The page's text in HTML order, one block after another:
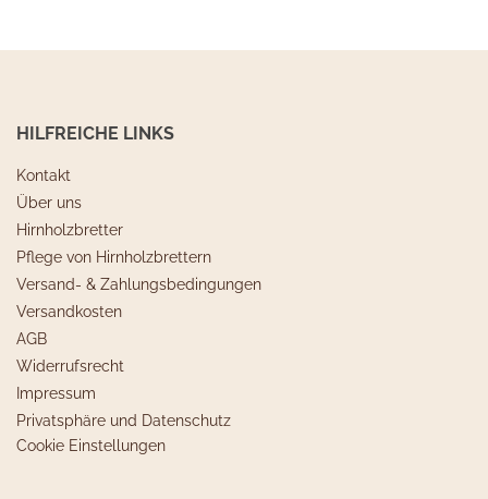
HILFREICHE LINKS
Kontakt
Über uns
Hirnholzbretter
Pflege von Hirnholzbrettern
Versand- & Zahlungsbedingungen
Versandkosten
AGB
Widerrufsrecht
Impressum
Privatsphäre und Datenschutz
Cookie Einstellungen